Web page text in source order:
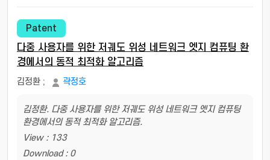
Patent
다중 사용자를 위한 저궤도 위성 네트워크 엣지 컴퓨팅 환
경에서의 동적 최적화 알고리즘
김정환 ; 곽정호
김정환. 다중 사용자를 위한 저궤도 위성 네트워크 엣지 컴퓨팅
환경에서의 동적 최적화 알고리즘.
View : 133
Download : 0